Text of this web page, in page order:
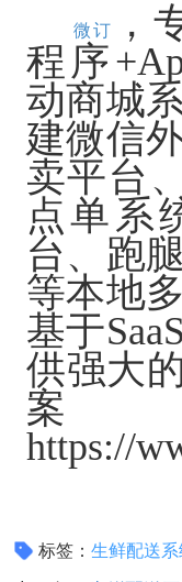
微订 ，
程序
动商城
建微信
卖平台
点单系
台、跑
等本地
基于
供强大
https://
标签：生鲜配送系